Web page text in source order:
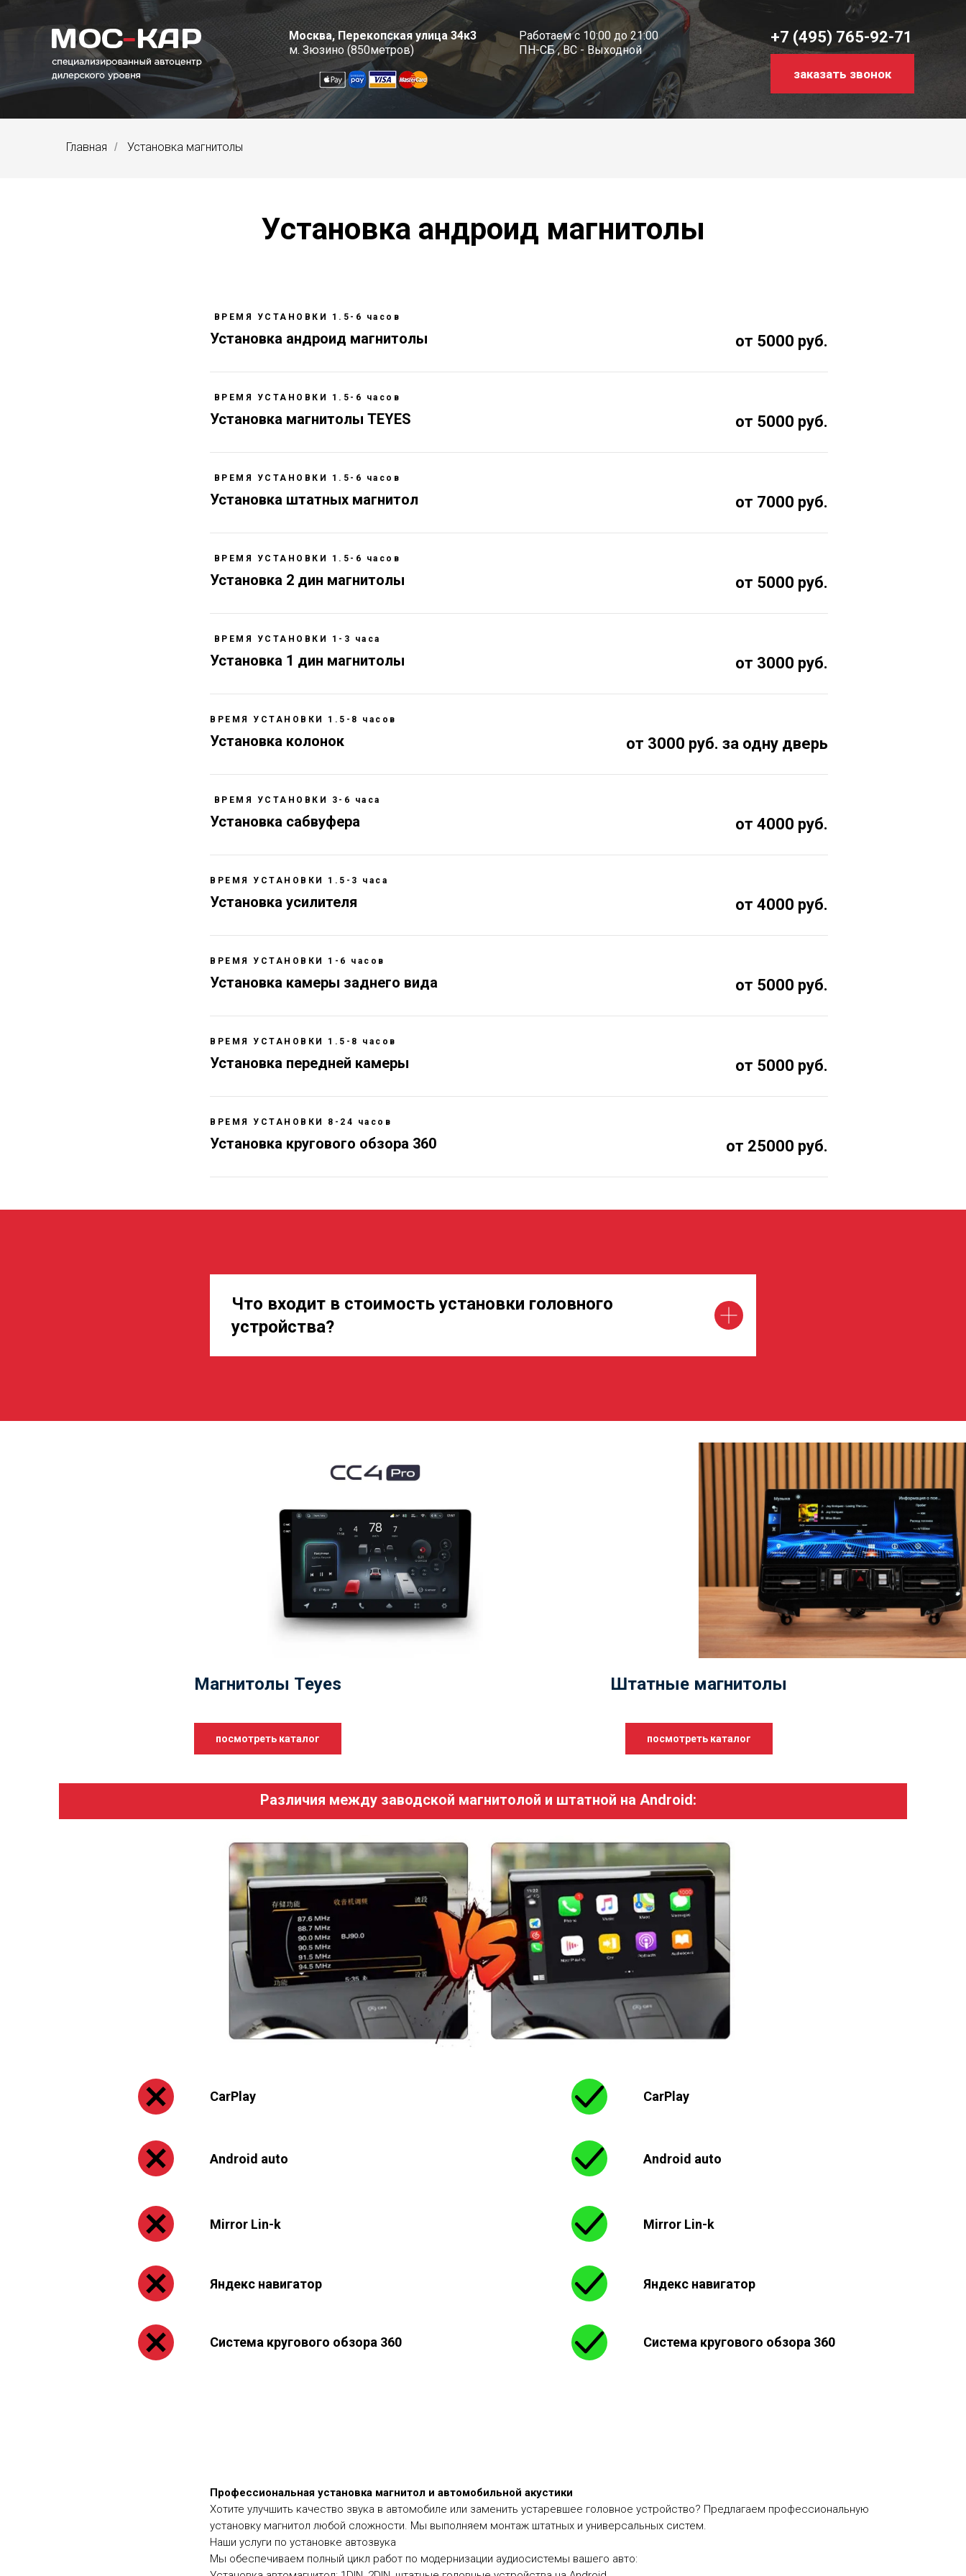
Москва, Перекопская улица 34к3
м. Зюзино (850метров)
Работаем с 10:00 до 21:00
ПН-СБ , ВС - Выходной
+7 (495) 765-92-71
заказать звонок
Главная / Установка магнитолы
Установка андроид магнитолы
ВРЕМЯ УСТАНОВКИ 1.5-6 часов
Установка андроид магнитолы от 5000 руб.
ВРЕМЯ УСТАНОВКИ 1.5-6 часов
Установка магнитолы TEYES от 5000 руб.
ВРЕМЯ УСТАНОВКИ 1.5-6 часов
Установка штатных магнитол от 7000 руб.
ВРЕМЯ УСТАНОВКИ 1.5-6 часов
Установка 2 дин магнитолы от 5000 руб.
ВРЕМЯ УСТАНОВКИ 1-3 часа
Установка 1 дин магнитолы от 3000 руб.
ВРЕМЯ УСТАНОВКИ 1.5-8 часов
Установка колонок от 3000 руб. за одну дверь
ВРЕМЯ УСТАНОВКИ 3-6 часа
Установка сабвуфера от 4000 руб.
ВРЕМЯ УСТАНОВКИ 1.5-3 часа
Установка усилителя от 4000 руб.
ВРЕМЯ УСТАНОВКИ 1-6 часов
Установка камеры заднего вида от 5000 руб.
ВРЕМЯ УСТАНОВКИ 1.5-8 часов
Установка передней камеры от 5000 руб.
ВРЕМЯ УСТАНОВКИ 8-24 часов
Установка кругового обзора 360 от 25000 руб.
Что входит в стоимость установки головного
устройства?
Магнитолы Teyes
посмотреть каталог
Штатные магнитолы
посмотреть каталог
Различия между заводской магнитолой и штатной на Android:
CarPlay
Android auto
Mirror Lin-k
Яндекс навигатор
CarPlay
Android auto
Mirror Lin-k
Яндекс навигатор
Система кругового обзора 360
Система кругового обзора 360
Профессиональная установка магнитол и автомобильной акустики
Хотите улучшить качество звука в автомобиле или заменить устаревшее головное устройство? Предлагаем профессиональную
установку магнитол любой сложности. Мы выполняем монтаж штатных и универсальных систем.
Наши услуги по установке автозвука
Мы обеспечиваем полный цикл работ по модернизации аудиосистемы вашего авто: